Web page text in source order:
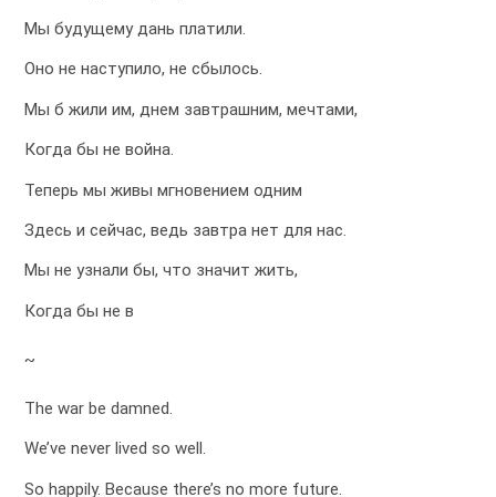
Мы будущему дань платили.
Оно не наступило, не сбылось.
Мы б жили им, днем завтрашним, мечтами,
Когда бы не война.
Теперь мы живы мгновением одним
Здесь и сейчас, ведь завтра нет для нас.
Мы не узнали бы, что значит жить,
Когда бы не в
~
The war be damned.
We’ve never lived so well.
So happily. Because there’s no more future.